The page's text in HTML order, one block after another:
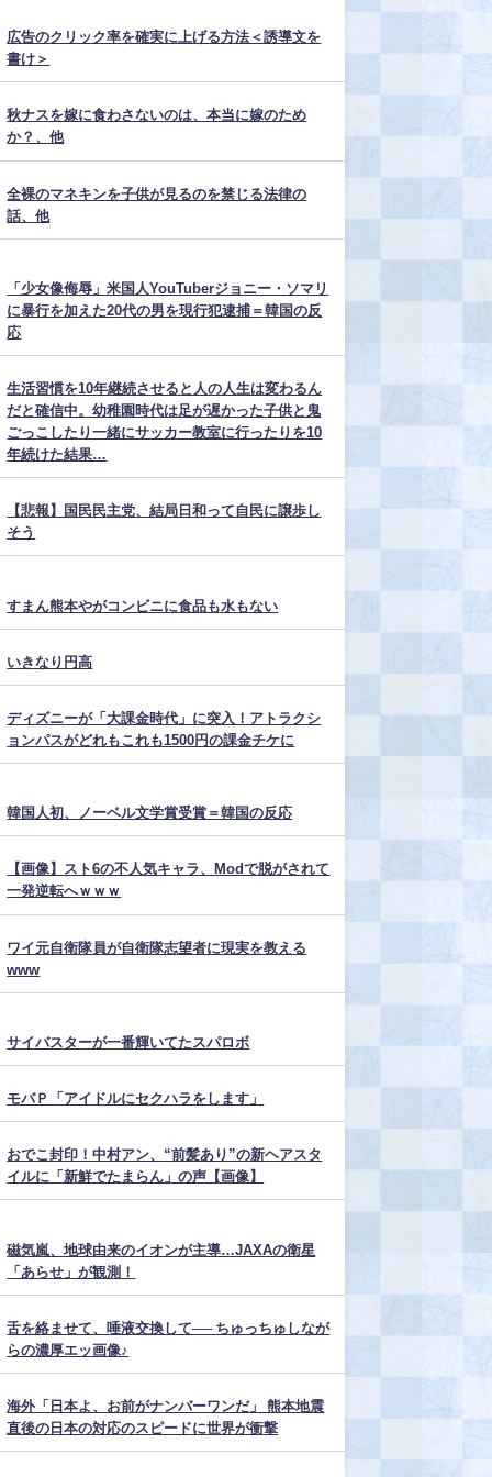
広告のクリック率を確実に上げる方法＜誘導文を
書け＞
秋ナスを嫁に食わさないのは、本当に嫁のため
か？、他
全裸のマネキンを子供が見るのを禁じる法律の
話、他
「少女像侮辱」米国人YouTuberジョニー・ソマリ
に暴行を加えた20代の男を現行犯逮捕＝韓国の反
応
生活習慣を10年継続させると人の人生は変わるん
だと確信中。幼稚園時代は足が遅かった子供と鬼
ごっこしたり一緒にサッカー教室に行ったりを10
年続けた結果…
【悲報】国民民主党、結局日和って自民に譲歩し
そう
すまん熊本やがコンビニに食品も水もない
いきなり円高
ディズニーが「大課金時代」に突入！アトラクシ
ョンパスがどれもこれも1500円の課金チケに
韓国人初、ノーベル文学賞受賞＝韓国の反応
【画像】スト6の不人気キャラ、Modで脱がされて
一発逆転へｗｗｗ
ワイ元自衛隊員が自衛隊志望者に現実を教える
www
サイバスターが一番輝いてたスパロボ
モバＰ「アイドルにセクハラをします」
おでこ封印！中村アン、“前髪あり”の新ヘアスタ
イルに「新鮮でたまらん」の声【画像】
磁気嵐、地球由来のイオンが主導…JAXAの衛星
「あらせ」が観測！
舌を絡ませて、唾液交換して── ちゅっちゅしなが
らの濃厚エッ画像♪
海外「日本よ、お前がナンバーワンだ」 熊本地震
直後の日本の対応のスピードに世界が衝撃